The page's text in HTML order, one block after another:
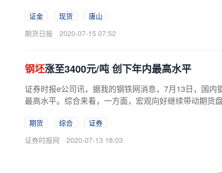
证金 现货
唐山
期货日报
2020-07-15 07:52
钢坯涨至3400元/吨 创下年内最高水平
证券时报e公司讯，据我的钢铁网消息，7月13日，国内
最高水平。综合来看，一方面，宏观向好继续带动期货
期货 综合
证券
证券时报网
2020-07-13 18:03